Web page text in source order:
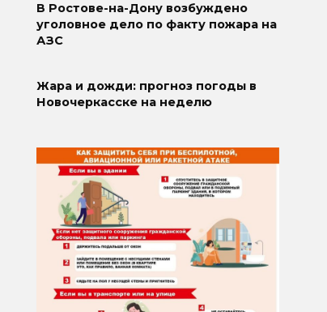
В Ростове-на-Дону возбуждено
уголовное дело по факту пожара на
АЗС
Жара и дожди: прогноз погоды в
Новочеркасске на неделю